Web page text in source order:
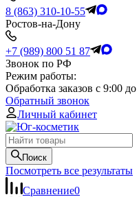
8 (863) 310-10-55
Ростов-на-Дону
+7 (989) 800 51 87
Звонок по РФ
Режим работы:
Обработка заказов с 9:00
Обратный звонок
Личный кабинет
Поиск
Посмотреть все результаты
Сравнение0